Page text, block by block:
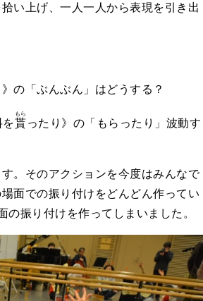
い上げ、一人一人から表現を引き出
の「ぶんぶん」はどうする？
を貰
もら
ったり》の「もらったり」波動す
。そのアクションを今度はみんなで
面での振り付けをどんどん作ってい
振り付けを作ってしまいました。